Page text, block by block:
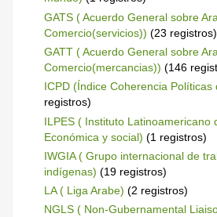
GATS ( Acuerdo General sobre
Comercio(servicios)) (23 registros)
GATT ( Acuerdo General sobre
Comercio(mercancias)) (146
ICPD (Índice Coherencia Políticas
registros)
ILPES ( Instituto Latinoamericano
Económica y social) (1 registros)
IWGIA ( Grupo internacional de
indígenas) (19 registros)
LA ( Liga Arabe) (2 registros)
NGLS ( Non-Gubernamental